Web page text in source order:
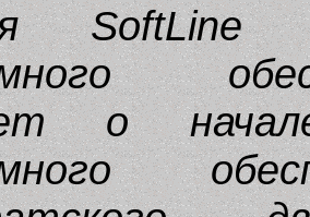
SoftLine
о